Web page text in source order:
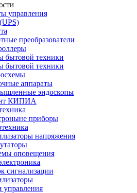
управления
преобразователи
бытовой техники
бытовой техники
аппараты
эндоскопы
КИПИА
приборы
напряжения
оповещения
сигнализации
управления